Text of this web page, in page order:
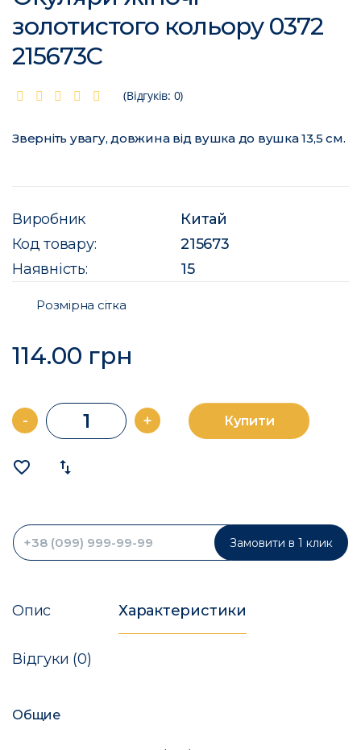
золотистого кольору 0372
215673C
(Відгуків: 0)
Зверніть увагу, довжина від вушка до вушка 13,5 см.
Виробник
Китай
Код товару:
215673
Наявність:
15
Розмірна сітка
114.00 грн
- + Купити
favorite_border import_export
Замовити в 1 клик
Опис Характеристики
Відгуки (0)
Общие